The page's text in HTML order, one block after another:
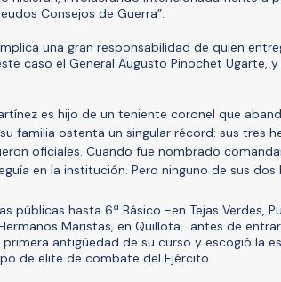
Consejos de Guerra”.
una gran responsabilidad de quien
caso el General Augusto Pinochet Ugarte,
es hijo de un teniente coronel que
familia ostenta un singular récord: sus tres
oficiales. Cuando fue nombrado
en la institución. Pero ninguno de sus
públicas hasta 6ª Básico -en Tejas Verdes,
Maristas, en Quillota, antes de
primera antigüedad de su curso y escogió la
de elite de combate del Ejército.